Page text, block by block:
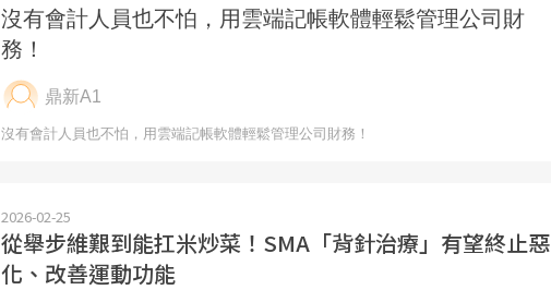
2026-02-25
從舉步維艱到能扛米炒菜！SMA「背針治療」有望終止惡
化、改善運動功能